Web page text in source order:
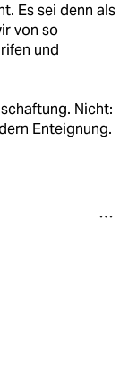
Es sei denn als
von so
und
Nicht:
Enteignung.